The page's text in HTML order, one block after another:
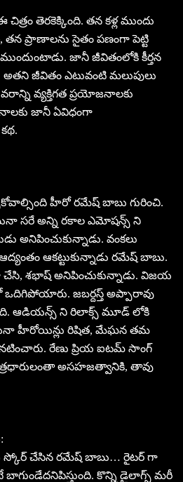
తెరకెక్కింది. తన కళ్ల ముందు
ప్రాణాలను సైతం పణంగా పెట్టి
జానీ జీవితంలోకి కీర్తన
జీవితం ఎటువంటి మలుపులు
వ్యక్తిగత ప్రయోజనాలకు
జానీ ఏవిధంగా
హీరో రమేష్ బాబు గురించి.
సరే అన్ని రకాల ఎమోషన్స్ ని
అనిపించుకున్నాడు. వంకలు
ఆకట్టుకున్నాడు రమేష్ బాబు.
చేసి, శభాష్ అనిపించుకున్నాడు. విజయ
ఒదిగిపోయారు. జబర్దస్త్ అప్పారావు
ఆడియన్స్ ని రిలాక్స్ మూడ్ లోకి
హీరోయిన్లు రిషిత, మేఘన తమ
రేణు ప్రియ ఐటమ్ సాంగ్
అసహజత్వానికి, తావు
స్కోర్ చేసిన రమేష్ బాబు… రైటర్ గా
బాగుండేదనిపిస్తుంది. కొన్ని డైలాగ్స్ మరీ